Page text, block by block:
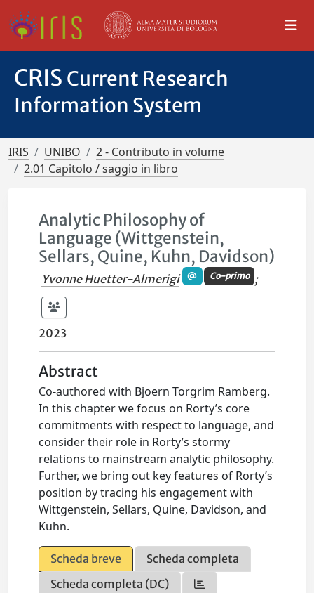
CRIS Current Research
Information System
IRIS UNIBO
2 - Contributo in volume
2.01 Capitolo / saggio in libro
Analytic Philosophy of
Language (Wittgenstein,
Sellars, Quine, Kuhn, Davidson)
Yvonne Huetter-Almerigi Co-primo ;
2023
Abstract
Co-authored with Bjoern Torgrim Ramberg.
In this chapter we focus on Rorty’s core
commitments with respect to language, and
consider their role in Rorty’s stormy
relations to mainstream analytic philosophy.
Further, we bring out key features of Rorty’s
position by tracing his engagement with
Wittgenstein, Sellars, Quine, Davidson, and
Kuhn.
Scheda breve
Scheda completa
Scheda completa (DC)